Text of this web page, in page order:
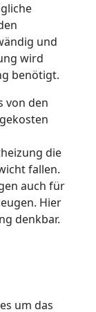
und
wird
benötigt.
von den
die
fallen.
auch für
Hier
denkbar.
um das